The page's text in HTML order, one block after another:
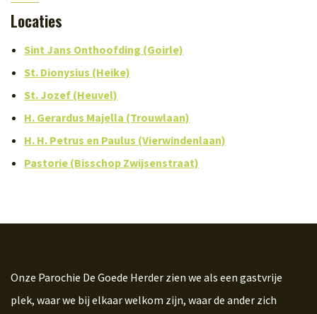
Locaties
Sint Jans Onthoofding (Goirle)
St. Dionysius (Heike)
St. Jozef (Heuvel)
H. Gerardus Majella (Trouwlaan)
H. H. Petrus en Paulus (Vierwindenlaan)
Pastorie (Bisschop Zwijsenstraat)
Onze Parochie De Goede Herder zien we als een gastvrije
plek, waar we bij elkaar welkom zijn, waar de ander zich